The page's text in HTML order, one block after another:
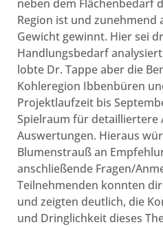
neben dem Flächenbedarf
Region ist und
Gewicht gewinnt. Hier sei
Handlungsbedarf
lobte Dr. Tappe aber die
Kohleregion Ibbenbüren
Projektlaufzeit bis
Spielraum für detailliertere
Auswertungen. Hieraus
Blumenstrauß an
anschließende Fragen/
Teilnehmenden konnten
und zeigten deutlich, die
und Dringlichkeit dieses